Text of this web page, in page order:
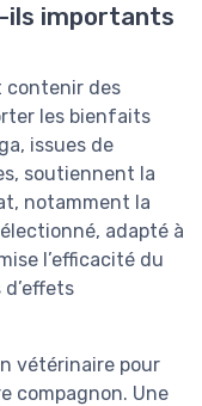
ils importants
contenir des
les bienfaits
issues de
soutiennent la
notamment la
adapté à
l’efficacité du
vétérinaire pour
compagnon. Une